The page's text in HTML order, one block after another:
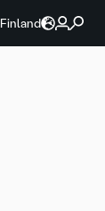
Finland